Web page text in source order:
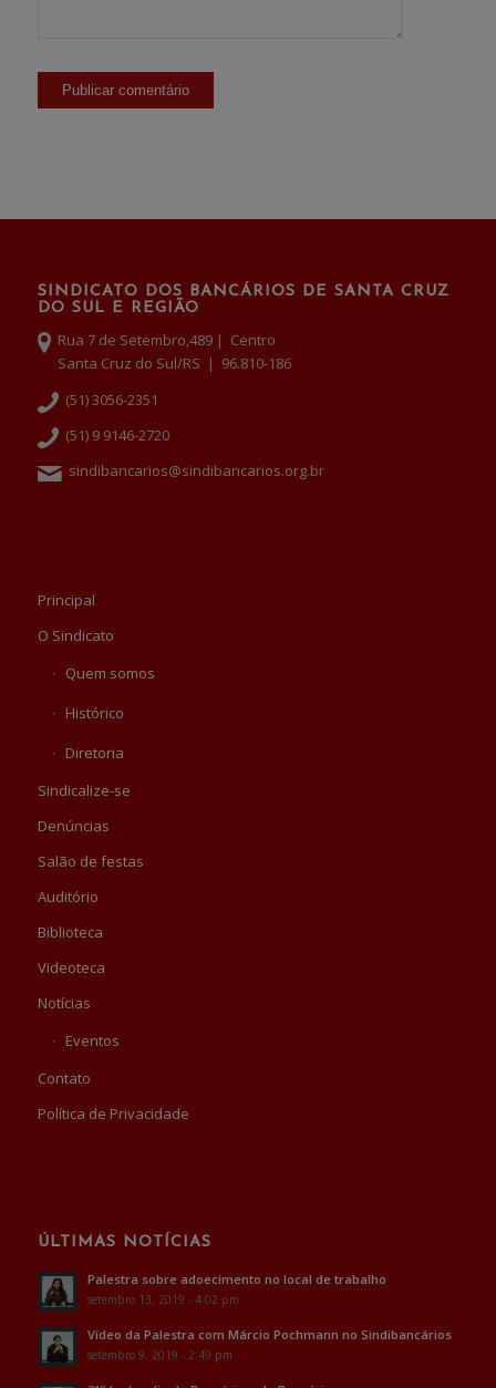
SINDICATO DOS BANCÁRIOS DE SANTA CRUZ
DO SUL E REGIÃO
Rua 7 de Setembro,489 | Centro
Santa Cruz do Sul/RS | 96.810-186
(51) 3056-2351
(51) 9 9146-2720
sindibancarios@sindibancarios.org.br
Principal
O Sindicato
Quem somos
Histórico
Diretoria
Sindicalize-se
Denúncias
Salão de festas
Auditório
Biblioteca
Videoteca
Notícias
Eventos
Contato
Política de Privacidade
ÚLTIMAS NOTÍCIAS
Palestra sobre adoecimento no local de trabalho
setembro 13, 2019 - 4:02 pm
Vídeo da Palestra com Márcio Pochmann no Sindibancários
setembro 9, 2019 - 2:49 pm